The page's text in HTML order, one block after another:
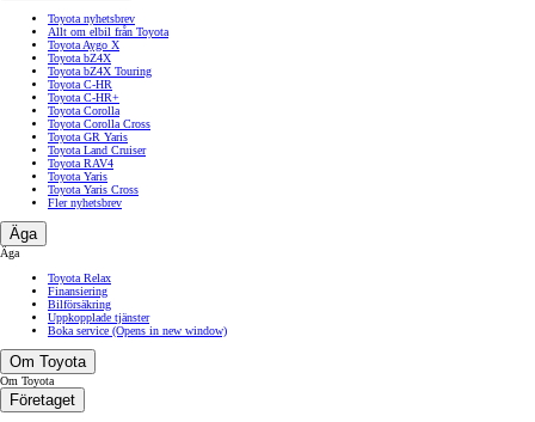
Toyota nyhetsbrev
Allt om elbil från Toyota
Toyota Aygo X
Toyota bZ4X
Toyota bZ4X Touring
Toyota C-HR
Toyota C-HR+
Toyota Corolla
Toyota Corolla Cross
Toyota GR Yaris
Toyota Land Cruiser
Toyota RAV4
Toyota Yaris
Toyota Yaris Cross
Fler nyhetsbrev
Äga
Äga
Toyota Relax
Finansiering
Bilförsäkring
Uppkopplade tjänster
Boka service (Opens in new window)
Om Toyota
Om Toyota
Företaget